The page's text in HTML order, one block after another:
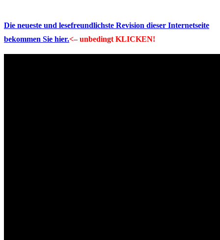
Die neueste und lesefreundlichste Revision dieser Internetseite
bekommen Sie hier.<– unbedingt KLICKEN!